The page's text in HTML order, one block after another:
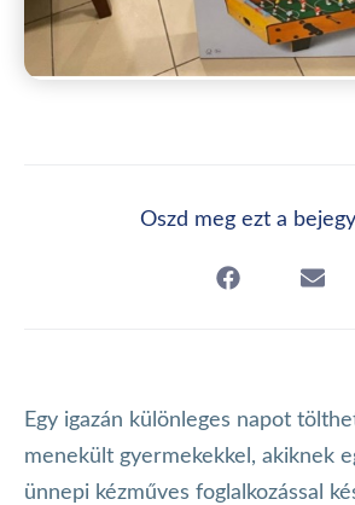
Oszd meg ezt a
Egy igazán különleges napot
menekült gyermekekkel, akiknek
ünnepi kézműves foglalkozással